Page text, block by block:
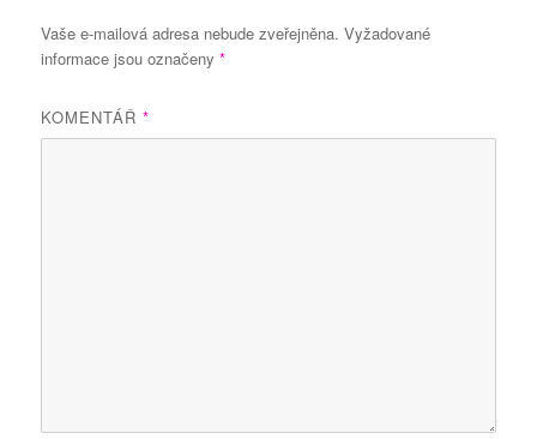
Vaše e-mailová adresa nebude zveřejněna. Vyžadované
informace jsou označeny*
KOMENTÁŘ*